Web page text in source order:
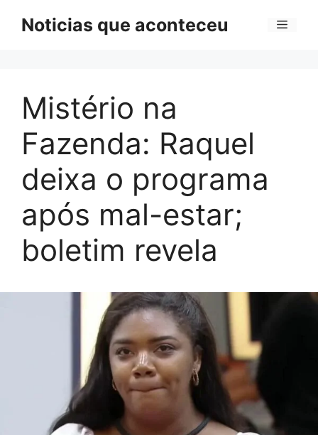
Noticias que aconteceu Menu
Mistério na
Fazenda: Raquel
deixa o programa
após mal-estar;
boletim revela